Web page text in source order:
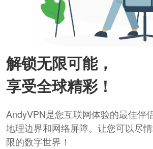
解锁无限可能，
享受全球精彩！
AndyVPN是您互联网体验的最佳伴
地理边界和网络屏障。让您可以尽
限的数字世界！